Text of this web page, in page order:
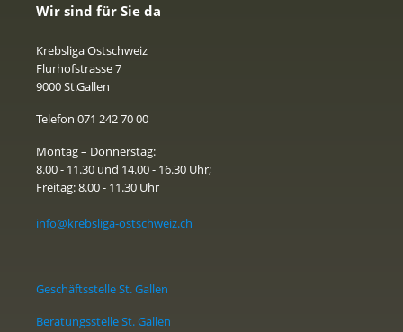
Wir sind für Sie da
Krebsliga Ostschweiz
Flurhofstrasse 7
9000 St.Gallen
Telefon 071 242 70 00
Montag – Donnerstag:
8.00 - 11.30 und 14.00 - 16.30 Uhr;
Freitag: 8.00 - 11.30 Uhr
info@krebsliga-ostschweiz.ch
Geschäftsstelle St. Gallen
Beratungsstelle St. Gallen